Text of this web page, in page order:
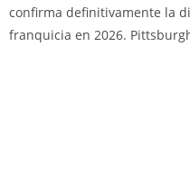
confirma definitivamente la
franquicia en 2026.